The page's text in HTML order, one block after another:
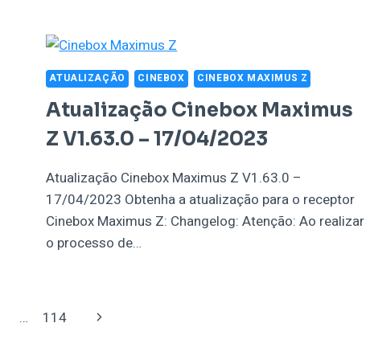
ATUALIZAÇÃO CINEBOX CINEBOX MAXIMUS Z
Atualização Cinebox Maximus
Z V1.63.0 – 17/04/2023
Atualização Cinebox Maximus Z V1.63.0 –
17/04/2023 Obtenha a atualização para o receptor
Cinebox Maximus Z: Changelog: Atenção: Ao realizar
o processo de…
… 114
Página